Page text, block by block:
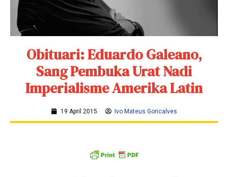
Obituari: Eduardo Galeano,
Sang Pembuka Urat Nadi
Imperialisme Amerika Latin
19 April 2015 Ivo Mateus Goncalves